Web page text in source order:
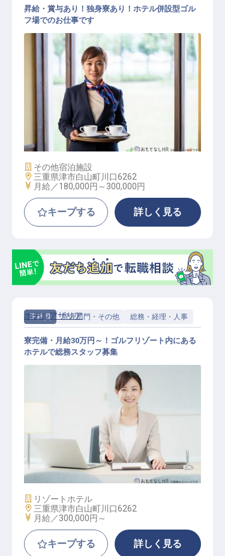
レストランサービス / 正社員
昇給・賞与あり！独身寮あり！ホテル併設型ゴル
フ場でのお仕事です
施設業態
その他宿泊施設
勤務地
三重県津市白山町川口6262
給与
月給／180,000円～ 300,000円
キープする 詳しく見る
正社員 管理部門・その他 総務・経理・人事
総務・経理・人事 / 正社員
ホテルアザリア
寮完備・月給30万円～！ゴルフリゾート内にある
ホテルで総務スタッフ募集
施設業態
リゾートホテル
勤務地
三重県津市白山町川口6262
給与
月給／300,000円～
キープする 詳しく見る